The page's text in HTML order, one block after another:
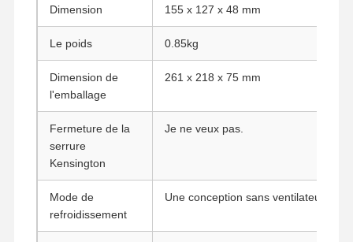
Dimension 155 x 127 x 48 mm
Le poids 0.85kg
Dimension de
l'emballage
261 x 218 x 75 mm
Fermeture de la
serrure
Kensington
Je ne veux pas.
Mode de
refroidissement
Une conception sans ventilateur